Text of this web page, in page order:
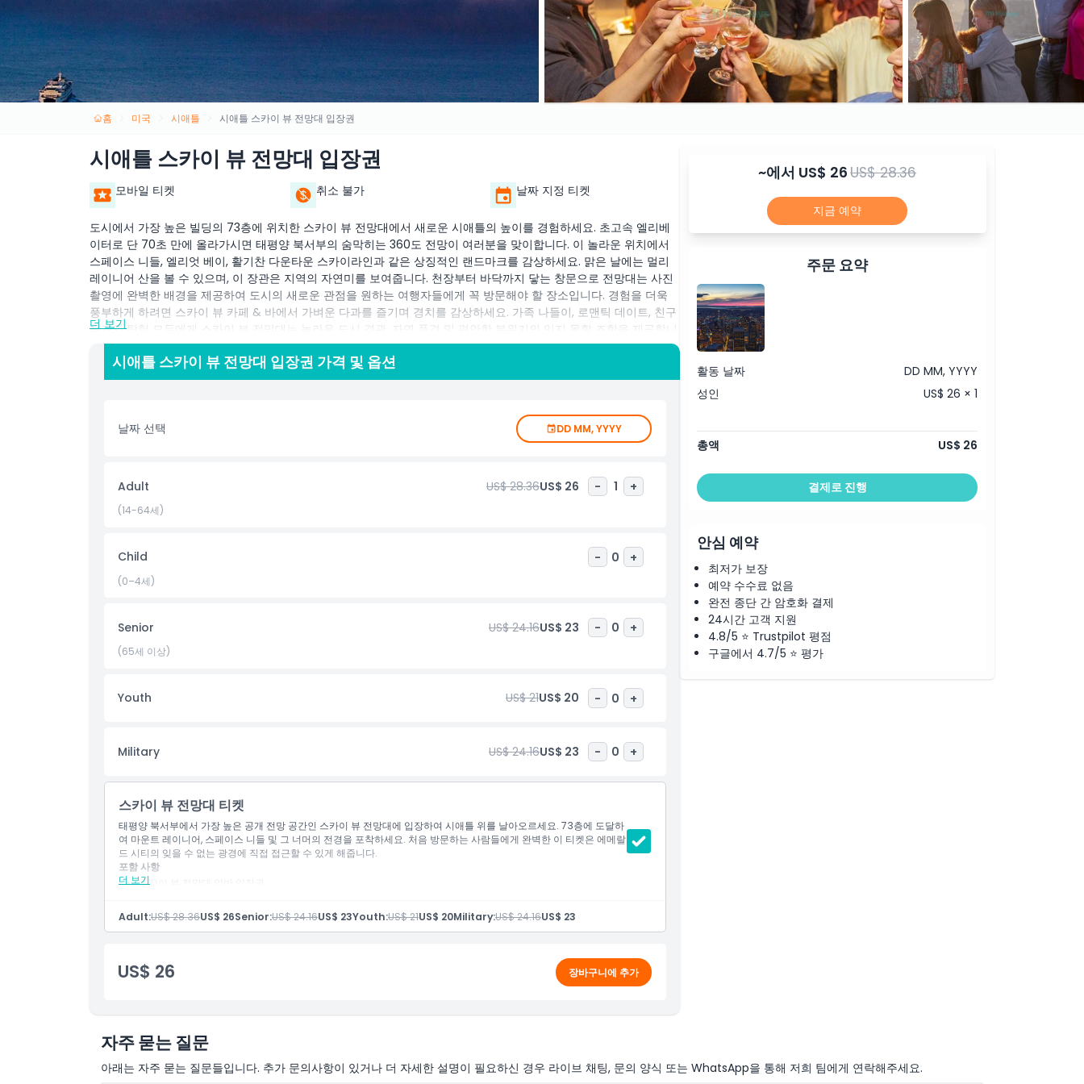
홈 미국 시애틀 시애틀 스카이 뷰 전망대 입장권
시애틀 스카이 뷰 전망대 입장권
모바일 티켓 취소 불가 날짜 지정 티켓
도시에서 가장 높은 빌딩의 73층에 위치한 스카이 뷰 전망대에서 새로운 시애틀의 높이를 경험하세요. 초고속 엘리베
이터로 단 70초 만에 올라가시면 태평양 북서부의 숨막히는 360도 전망이 여러분을 맞이합니다. 이 놀라운 위치에서
스페이스 니들, 엘리엇 베이, 활기찬 다운타운 스카이라인과 같은 상징적인 랜드마크를 감상하세요. 맑은 날에는 멀리
레이니어 산을 볼 수 있으며, 이 장관은 지역의 자연미를 보여줍니다. 천장부터 바닥까지 닿는 창문으로 전망대는 사진
촬영에 완벽한 배경을 제공하여 도시의 새로운 관점을 원하는 여행자들에게 꼭 방문해야 할 장소입니다. 경험을 더욱
풍부하게 하려면 스카이 뷰 카페 & 바에서 가벼운 다과를 즐기며 경치를 감상하세요. 가족 나들이, 로맨틱 데이트, 친구
들과의 탐험 모두에게 스카이 뷰 전망대는 놀라운 도시 경관, 자연 풍경 및 편안한 분위기의 잊지 못할 조합을 제공합니
다. 단순한 전망대 그 이상, 시애틀 여행에서 반드시 해야 할 하이라이트입니다.
포함되지 않는 사항
알아야 할 사항
위치
더 보기
시애틀 스카이 뷰 전망대 입장권 가격 및 옵션
날짜 선택 DD MM, YYYY
Adult US$ 28.36US$ 26 - 1 +
(14-64세)
Child - 0 +
(0–4세)
Senior US$ 24.16US$ 23 - 0 +
(65세 이상)
Youth US$ 21US$ 20 - 0 +
Military US$ 24.16US$ 23 - 0 +
스카이 뷰 전망대 티켓
태평양 북서부에서 가장 높은 공개 전망 공간인 스카이 뷰 전망대에 입장하여 시애틀 위를 날아오르세요. 73층에 도달하
여 마운트 레이니어, 스페이스 니들 및 그 너머의 전경을 포착하세요. 처음 방문하는 사람들에게 완벽한 이 티켓은 에메랄
드 시티의 잊을 수 없는 광경에 직접 접근할 수 있게 해줍니다.
더 보기
포함 사항
스카이 뷰 전망대 일반 입장권
Adult:US$ 28.36US$ 26Senior:US$ 24.16US$ 23Youth:US$ 21US$ 20Military:US$ 24.16US$ 23
US$ 26 장바구니에 추가
~에서 US$ 26US$ 28.36
지금 예약
주문 요약
활동 날짜
DD MM, YYYY
성인
US$ 26 × 1
총액 US$ 26
결제로 진행
안심 예약
최저가 보장
예약 수수료 없음
완전 종단 간 암호화 결제
24시간 고객 지원
4.8/5 ⭐ Trustpilot 평점
구글에서 4.7/5 ⭐ 평가
자주 묻는 질문
아래는 자주 묻는 질문들입니다. 추가 문의사항이 있거나 더 자세한 설명이 필요하신 경우 라이브 채팅, 문의 양식 또는 WhatsApp을 통해 저희 팀에게 연락해주세요.